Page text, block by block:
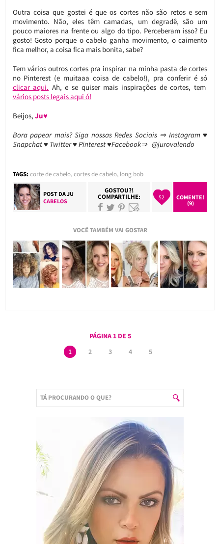
Outra coisa que gostei é que os cortes não são retos e sem
movimento. Não, eles têm camadas, um degradê, são um
pouco maiores na frente ou algo do tipo. Perceberam isso? Eu
gosto! Gosto porque o cabelo ganha movimento, o caimento
fica melhor, a coisa fica mais bonita, sabe?
Tem vários outros cortes pra inspirar na minha pasta de cortes
no Pinterest (e muitaaa coisa de cabelo!), pra conferir é só
clicar aqui. Ah, e se quiser mais inspirações de cortes, tem
vários posts legais aqui ó!
Beijos, Ju♥
Bora papear mais? Siga nossas Redes Sociais ⇒ Instagram ♥
Snapchat ♥ Twitter ♥ Pinterest ♥Facebook⇒ @jurovalendo
TAGS: corte de cabelo,cortes de cabelo, long bob
POST DAJU
CABELOS
GOSTOU?!
COMPARTILHE: 52
COMENTE!
(9)
VOCÊ TAMBÉM VAI GOSTAR
PÁGINA 1 DE 5
1
2 3 4 5